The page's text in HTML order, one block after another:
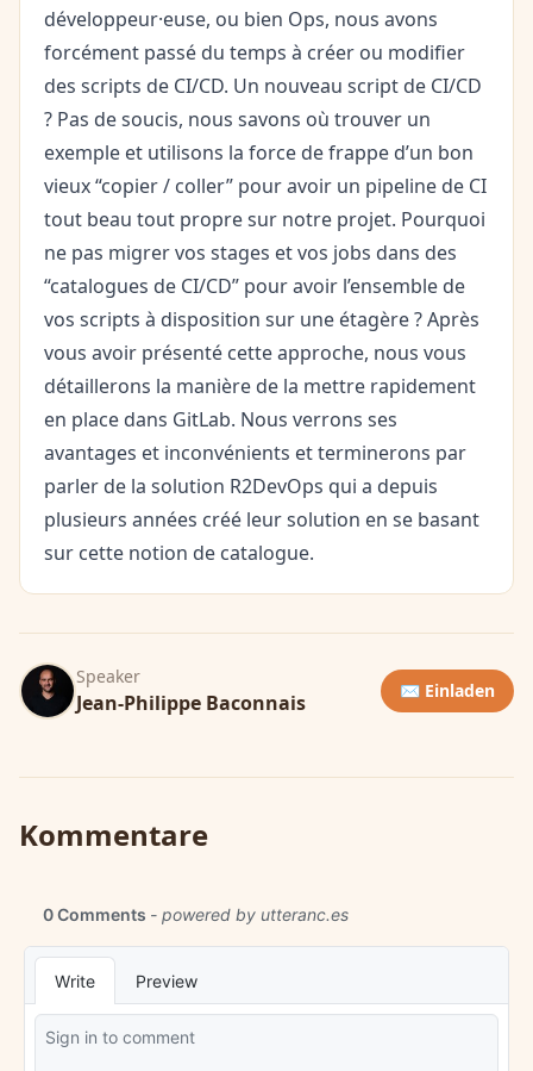
développeur·euse, ou bien Ops, nous avons
forcément passé du temps à créer ou modifier
des scripts de CI/CD. Un nouveau script de CI/CD
? Pas de soucis, nous savons où trouver un
exemple et utilisons la force de frappe d’un bon
vieux “copier / coller” pour avoir un pipeline de CI
tout beau tout propre sur notre projet. Pourquoi
ne pas migrer vos stages et vos jobs dans des
“catalogues de CI/CD” pour avoir l’ensemble de
vos scripts à disposition sur une étagère ? Après
vous avoir présenté cette approche, nous vous
détaillerons la manière de la mettre rapidement
en place dans GitLab. Nous verrons ses
avantages et inconvénients et terminerons par
parler de la solution R2DevOps qui a depuis
plusieurs années créé leur solution en se basant
sur cette notion de catalogue.
Speaker
Jean-Philippe Baconnais ✉️ Einladen
Kommentare